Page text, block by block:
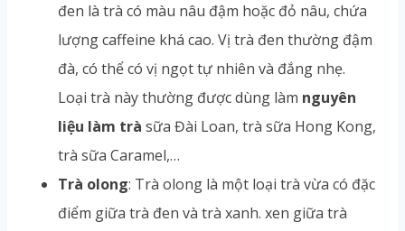
đen là trà có màu nâu đậm hoặc đỏ nâu, chứa
lượng caffeine khá cao. Vị trà đen thường đậm
đà, có thể có vị ngọt tự nhiên và đắng nhẹ.
Loại trà này thường được dùng làm nguyên
liệu làm trà sữa Đài Loan, trà sữa Hong Kong,
trà sữa Caramel,…
Trà olong: Trà olong là một loại trà vừa có đặc
điểm giữa trà đen và trà xanh. xen giữa trà